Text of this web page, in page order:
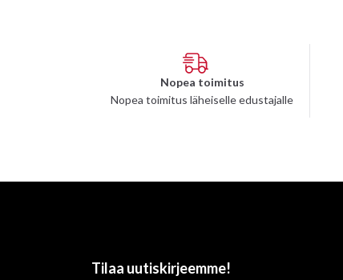
Nopea toimitus
Nopea toimitus läheiselle edustajalle
Tilaa uutiskirjeemme!